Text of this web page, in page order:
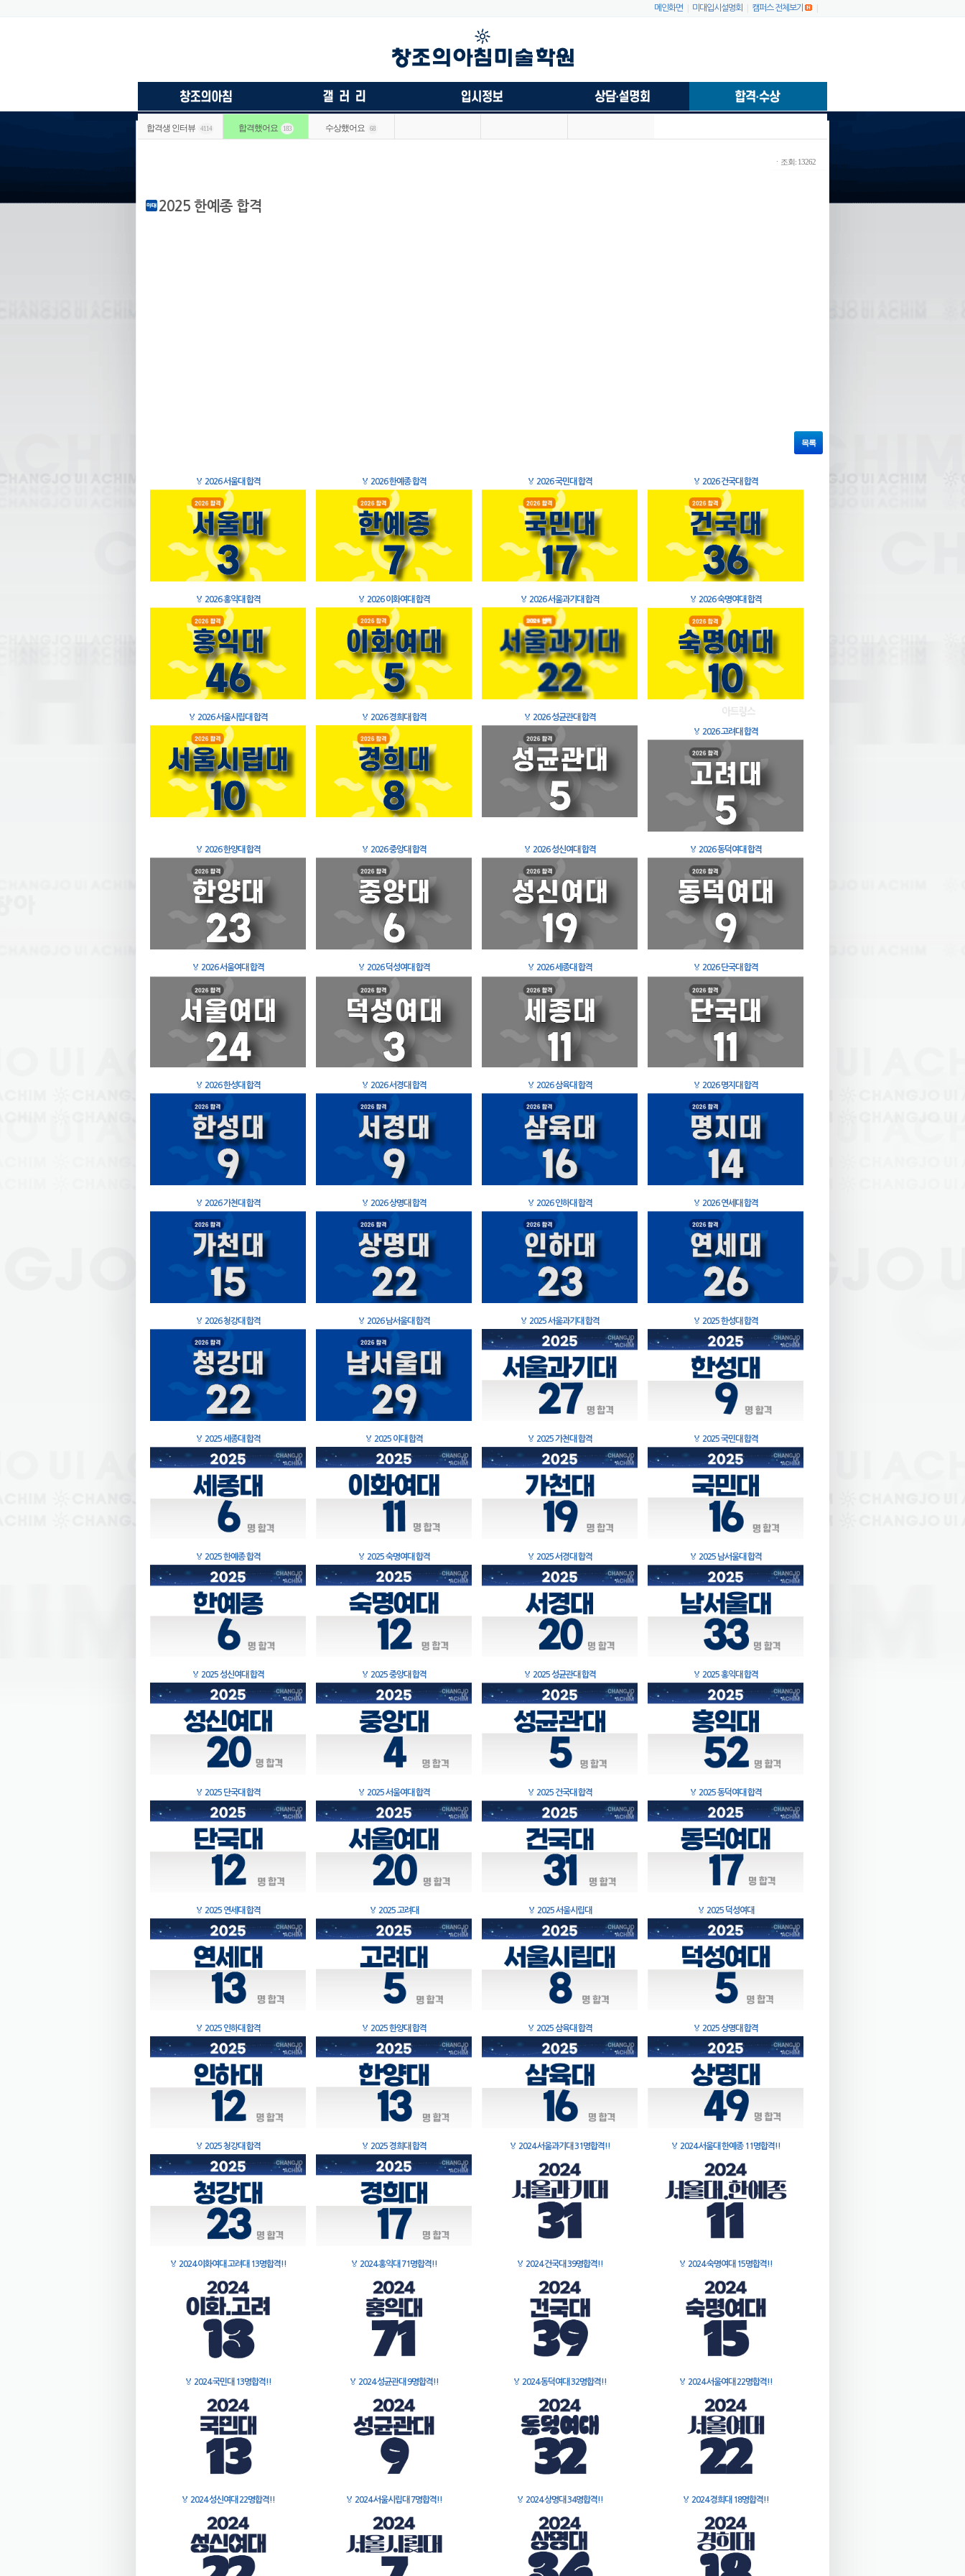
메인화면 미대입시설명회 캠퍼스 전체보기
합격생 인터뷰 4114 합격했어요 183 수상했어요 68
ㆍ조회: 13262
2025 한예종 합격
목록
🏅 2026 서울대 합격 🏅 2026 한예종 합격 🏅 2026 국민대 합격 🏅 2026 건국대 합격
🏅 2026 홍익대 합격 🏅 2026 이화여대 합격 🏅 2026 서울과기대 합격 🏅 2026 숙명여대 합격
🏅 2026 서울시립대 합격 🏅 2026 경희대 합격 🏅 2026 성균관대 합격
🏅 2026 고려대 합격
🏅 2026 한양대 합격 🏅 2026 중앙대 합격 🏅 2026 성신여대 합격 🏅 2026 동덕여대 합격
🏅 2026 서울여대 합격 🏅 2026 덕성여대 합격 🏅 2026 세종대 합격 🏅 2026 단국대 합격
🏅 2026 한성대 합격 🏅 2026 서경대 합격 🏅 2026 삼육대 합격 🏅 2026 명지대 합격
🏅 2026 가천대 합격 🏅 2026 상명대 합격 🏅 2026 인하대 합격 🏅 2026 연세대 합격
🏅 2026 청강대 합격 🏅 2026 남서울대 합격 🏅 2025 서울과기대 합격 🏅 2025 한성대 합격
🏅 2025 세종대 합격 🏅 2025 이대 합격 🏅 2025 가천대 합격 🏅 2025 국민대 합격
🏅 2025 한예종 합격 🏅 2025 숙명여대 합격 🏅 2025 서경대 합격 🏅 2025 남서울대 합격
🏅 2025 성신여대 합격 🏅 2025 중앙대 합격 🏅 2025 성균관대 합격 🏅 2025 홍익대 합격
🏅 2025 단국대 합격 🏅 2025 서울여대 합격 🏅 2025 건국대 합격 🏅 2025 동덕여대 합격
🏅 2025 연세대 합격 🏅 2025 고려대 🏅 2025 서울시립대 🏅 2025 덕성여대
🏅 2025 인하대 합격 🏅 2025 한양대 합격 🏅 2025 삼육대 합격 🏅 2025 상명대 합격
🏅 2025 청강대 합격 🏅 2025 경희대 합격 🏅 2024 서울과기대 31명합격!! 🏅 2024 서울대 한예종 11명합격!!
🏅 2024 이화여대 고려대 13명합격!! 🏅 2024 홍익대 71명합격!! 🏅 2024 건국대 39명합격!! 🏅 2024 숙명여대 15명합격!!
🏅 2024 국민대 13명합격!! 🏅 2024 성균관대 9명합격!! 🏅 2024 동덕여대 32명합격!! 🏅 2024 서울여대 22명합격!!
🏅 2024 성신여대 22명합격!! 🏅 2024 서울시립대 7명합격!! 🏅 2024 상명대 34명합격!! 🏅 2024 경희대 18명합격!!